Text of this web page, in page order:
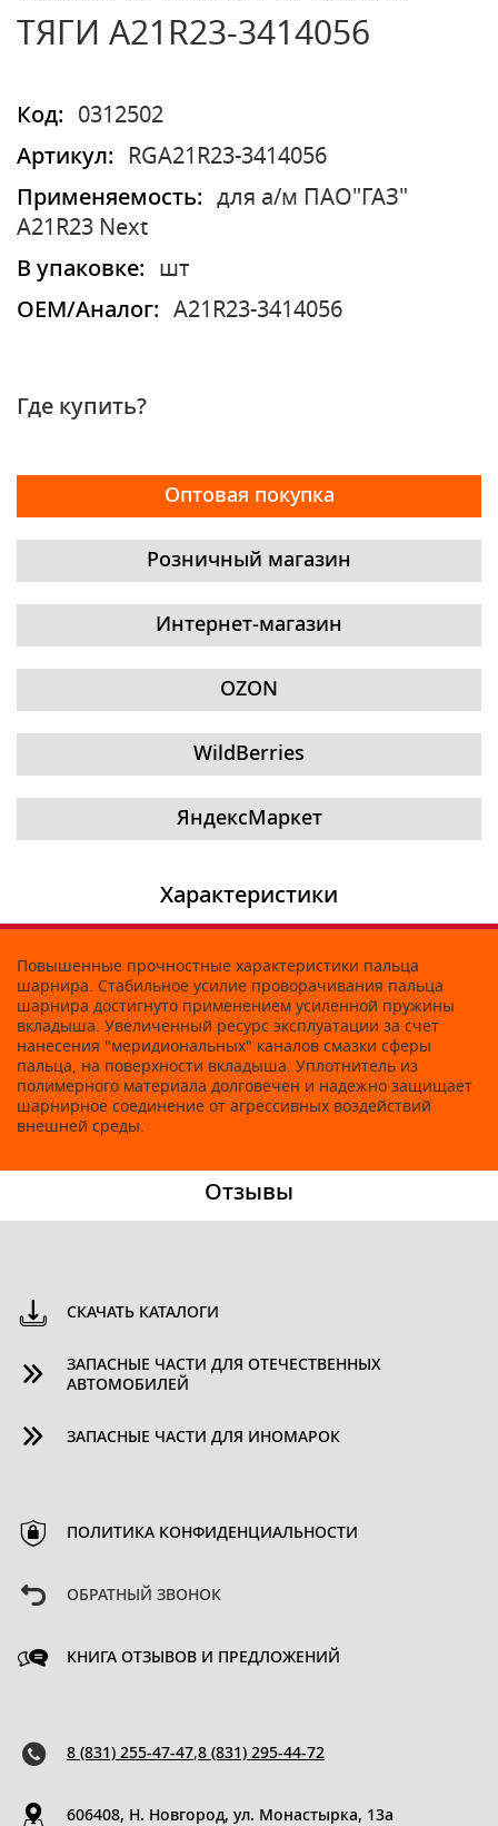
ТЯГИ A21R23-3414056
Код:
0312502
Артикул:
RGA21R23-3414056
Применяемость:
для а/м ПАО"ГАЗ"
A21R23 Next
В упаковке:
шт
OEM/Аналог:
A21R23-3414056
Где купить?
Оптовая покупка
Розничный магазин
Интернет-магазин
OZON
WildBerries
ЯндексМаркет
Характеристики
Повышенные прочностные характеристики пальца
шарнира. Стабильное усилие проворачивания пальца
шарнира достигнуто применением усиленной пружины
вкладыша. Увеличенный ресурс эксплуатации за счет
нанесения "меридиональных" каналов смазки сферы
пальца, на поверхности вкладыша. Уплотнитель из
полимерного материала долговечен и надежно защищает
шарнирное соединение от агрессивных воздействий
внешней среды.
Отзывы
СКАЧАТЬ КАТАЛОГИ
ЗАПАСНЫЕ ЧАСТИ ДЛЯ ОТЕЧЕСТВЕННЫХ
АВТОМОБИЛЕЙ
ЗАПАСНЫЕ ЧАСТИ ДЛЯ ИНОМАРОК
ПОЛИТИКА КОНФИДЕНЦИАЛЬНОСТИ
ОБРАТНЫЙ ЗВОНОК
КНИГА ОТЗЫВОВ И ПРЕДЛОЖЕНИЙ
8 (831) 255-47-47,8 (831) 295-44-72
606408, Н. Новгород, ул. Монастырка, 13a